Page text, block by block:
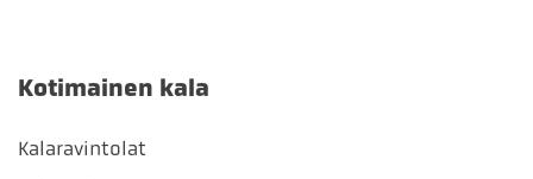
Kotimainen kala
Kalaravintolat